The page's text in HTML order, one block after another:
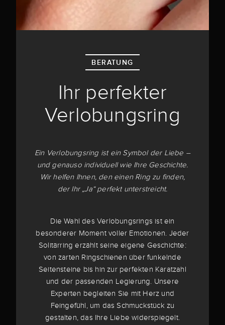
BERATUNG
Ihr perfekter
Verlobungsring
Ein Verlobungsring ist ein Symbol der Liebe –
und genauso individuell wie Ihre Geschichte.
Wir helfen Ihnen, den einen Ring zu finden,
der Ihr „Ja“ perfekt unterstreicht.
Die Wahl des Verlobungsrings ist ein
besonderer Moment voller Emotionen. Jeder
Solitärring erzählt seine eigene Geschichte:
von zarten Ringschienen über funkelnde
Seitensteine bis hin zur perfekten Karatzahl
und der passenden Legierung. Unsere
Experten begleiten Sie mit Herz und
Feingefühl, um das Schmuckstück zu
gestalten, das Ihre Liebe widerspiegelt.